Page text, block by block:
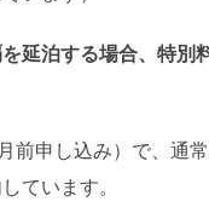
延泊する場合、特別
前申し込み）で、通
ています。